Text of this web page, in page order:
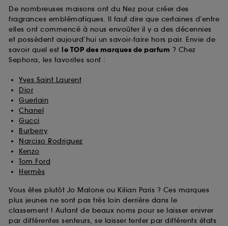
De nombreuses maisons ont du Nez pour créer des
fragrances emblématiques. Il faut dire que certaines d’entre
elles ont commencé à nous envoûter il y a des décennies
et possèdent aujourd’hui un savoir-faire hors pair. Envie de
savoir quel est le TOP des marques de parfum ? Chez
Sephora, les favorites sont :
Yves Saint Laurent
Dior
Guerlain
Chanel
Gucci
Burberry
Narciso Rodriguez
Kenzo
Tom Ford
Hermès
Vous êtes plutôt Jo Malone ou Kilian Paris ? Ces marques
plus jeunes ne sont pas très loin derrière dans le
classement ! Autant de beaux noms pour se laisser enivrer
par différentes senteurs, se laisser tenter par différents états